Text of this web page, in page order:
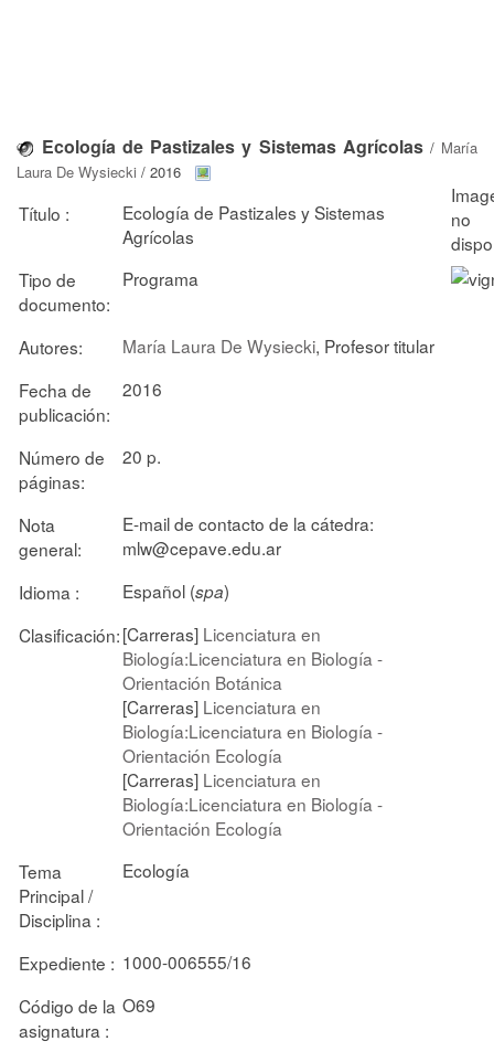
Ecología de Pastizales y Sistemas Agrícolas/ María
Laura De Wysiecki / 2016
Título :
Ecología de Pastizales y Sistemas
Agrícolas
Tipo de
documento:
Programa
Autores: María Laura De Wysiecki, Profesor titular
Fecha de
publicación:
2016
Número de
páginas:
20 p.
Nota
general:
E-mail de contacto de la cátedra:
mlw@cepave.edu.ar
Idioma :
Español (spa)
Clasificación:[Carreras] Licenciatura en
Biología:Licenciatura en Biología -
Orientación Botánica
[Carreras] Licenciatura en
Biología:Licenciatura en Biología -
Orientación Ecología
[Carreras] Licenciatura en
Biología:Licenciatura en Biología -
Orientación Ecología
Tema
Principal /
Disciplina :
Ecología
Expediente : 1000-006555/16
Código de la
asignatura :
O69